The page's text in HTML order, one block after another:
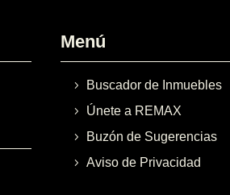
Menú
Buscador de Inmuebles
Únete a REMAX
Buzón de Sugerencias
Aviso de Privacidad